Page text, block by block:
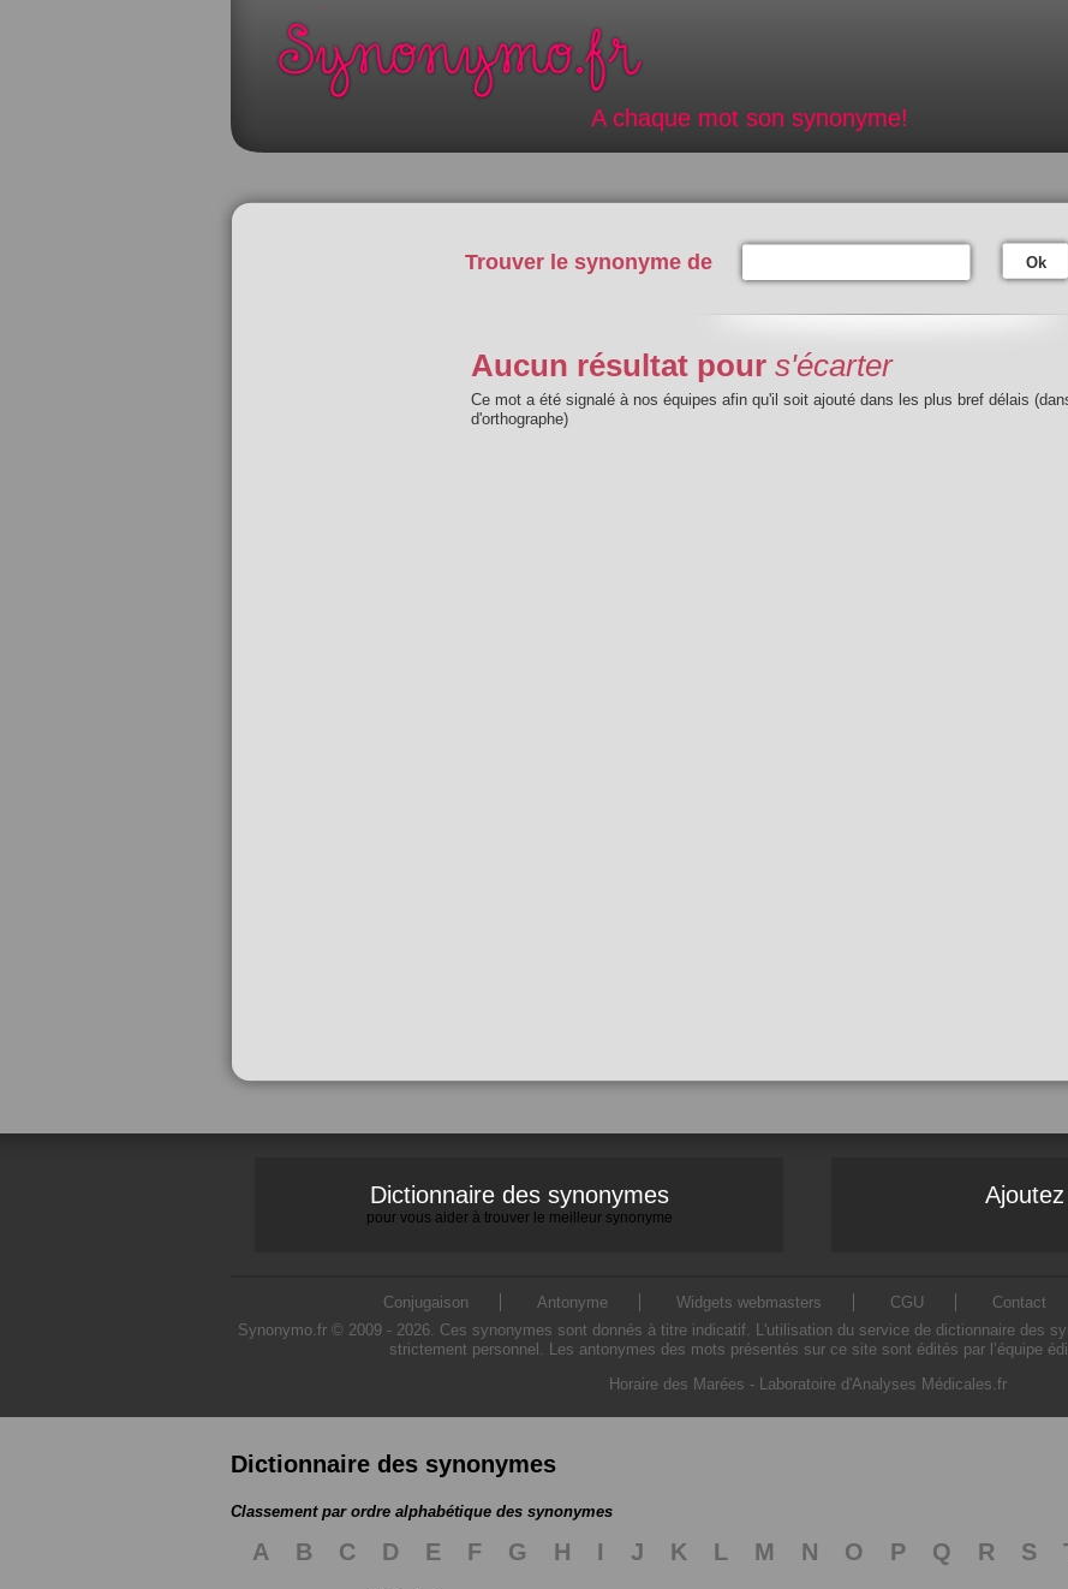
A chaque mot son synonyme!
Trouver le synonyme de Ok
Aucun résultat pour s'écarter
Ce mot a été signalé à nos équipes afin qu'il soit ajouté dans les plus bref délais
d'orthographe)
Dictionnaire des synonymes
pour vous aider à trouver le meilleur synonyme
Conjugaison Antonyme Widgets webmasters CGU Contact
Synonymo.fr © 2009 - 2026. Ces synonymes sont donnés à titre indicatif. L'utilisation du service de dictionnaire des
strictement personnel. Les antonymes des mots présentés sur ce site sont édités par l’équipe
Horaire des Marées - Laboratoire d'Analyses Médicales.fr
Dictionnaire des synonymes
Classement par ordre alphabétique des synonymes
A B C D E F G H I J K L M N O P Q R S